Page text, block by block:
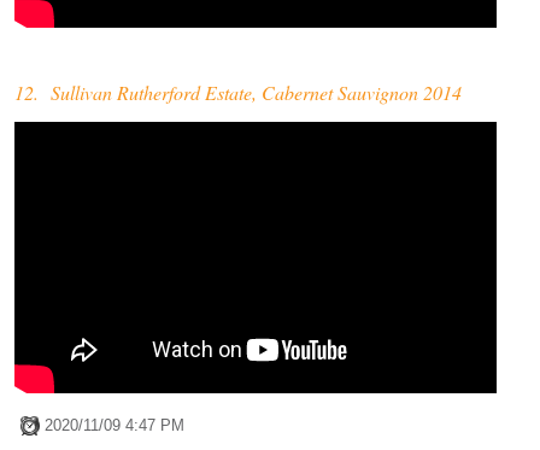
12. Sullivan Rutherford Estate, Cabernet Sauvignon 2014
2020/11/09 4:47 PM